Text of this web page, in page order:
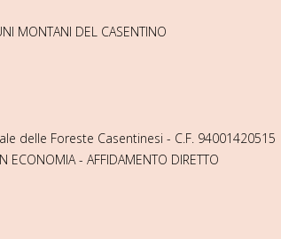
MONTANI DEL CASENTINO
delle Foreste Casentinesi - C.F. 94001420515
ECONOMIA - AFFIDAMENTO DIRETTO